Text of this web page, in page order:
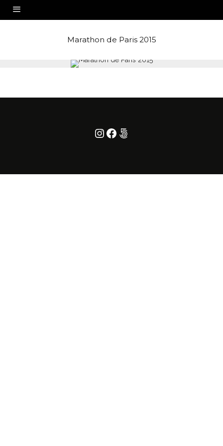
Marathon de Paris 2015
Instagram
Facebook
500px